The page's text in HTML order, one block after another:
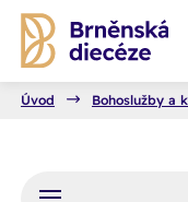
Úvod Bohoslužby a